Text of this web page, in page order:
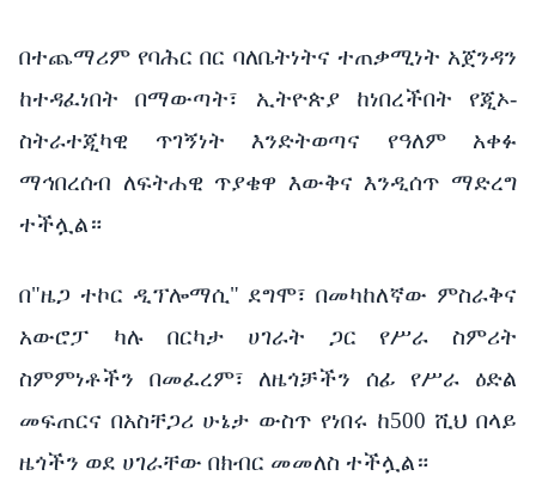
በተጨማሪም የባሕር በር ባለቤትነትና ተጠቃሚነት አጀንዳን
ከተዳፈነበት በማውጣት፣ ኢትዮጵያ ከነበረችበት የጂኦ-
ስትራተጂካዊ ጥገኝነት እንድትወጣና የዓለም አቀፉ
ማኅበረሰብ ለፍትሐዊ ጥያቄዋ እውቅና እንዲሰጥ ማድረግ
ተችሏል።
በ"ዜጋ ተኮር ዲፕሎማሲ" ደግሞ፣ በመካከለኛው ምስራቅና
አውሮፓ ካሉ በርካታ ሀገራት ጋር የሥራ ስምሪት
ስምምነቶችን በመፈረም፣ ለዜጎቻችን ሰፊ የሥራ ዕድል
መፍጠርና በአስቸጋሪ ሁኔታ ውስጥ የነበሩ ከ500 ሺህ በላይ
ዜጎችን ወደ ሀገራቸው በክብር መመለስ ተችሏል።